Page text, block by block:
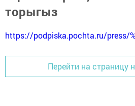
торыгыз
https://podpiska.pochta.ru/press/
Перейти на страницу